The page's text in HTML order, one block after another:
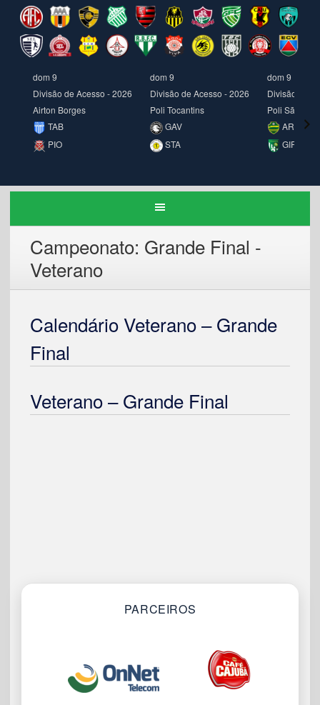
dom 9
Divisão de Acesso - 2026
Airton Borges
TAB
PIO
dom 9
Divisão de Acesso - 2026
Poli Tocantins
GAV
STA
dom 9
Divisão de
Poli São
ARA
GIR
Campeonato: Grande Final -
Veterano
Calendário Veterano – Grande
Final
Veterano – Grande Final
PARCEIROS